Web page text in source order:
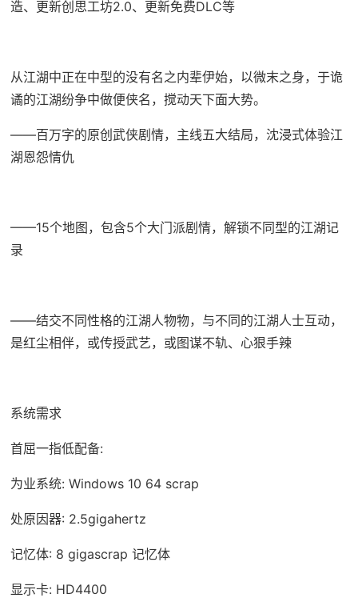
造、更新创思工坊2.0、更新免费DLC等
从江湖中正在中型的没有名之内辈伊始，以微末之身，于诡
谲的江湖纷争中做便侠名，搅动天下面大势。
——百万字的原创武侠剧情，主线五大结局，沈浸式体验江
湖恩怨情仇
——15个地图，包含5个大门派剧情，解锁不同型的江湖记
录
——结交不同性格的江湖人物物，与不同的江湖人士互动，
是红尘相伴，或传授武艺，或图谋不轨、心狠手辣
系统需求
首屈一指低配备:
为业系统: Windows 10 64 scrap
处原因器: 2.5gigahertz
记忆体: 8 gigascrap 记忆体
显示卡: HD4400